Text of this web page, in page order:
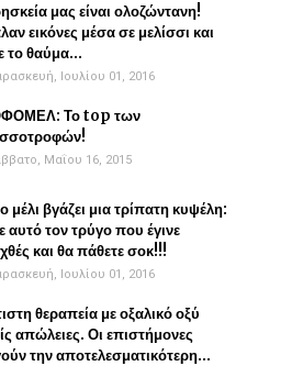
μας είναι ολοζώντανη!
εικόνες μέσα σε μελίσσι και
το θαύμα...
Ιουλίου 01, 2016
Το top των
Μαΐου 16, 2015
μέλι βγάζει μια τρίπατη κυψέλη:
αυτό τον τρύγο που έγινε
και θα πάθετε σοκ!!!
Ιουλίου 01, 2016
θεραπεία με οξαλικό οξύ
απώλειες. Οι επιστήμονες
την αποτελεσματικότερη...